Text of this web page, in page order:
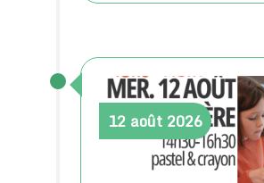
12 août 2026